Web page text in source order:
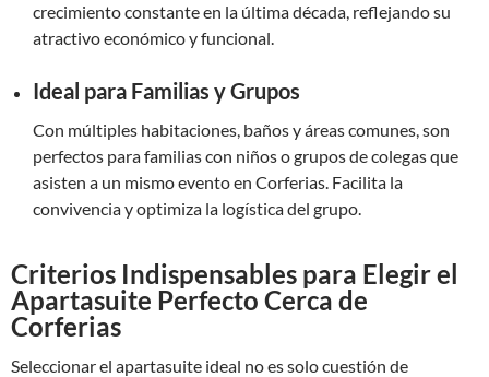
crecimiento constante en la última década, reflejando su
atractivo económico y funcional.
Ideal para Familias y Grupos
Con múltiples habitaciones, baños y áreas comunes, son
perfectos para familias con niños o grupos de colegas que
asisten a un mismo evento en Corferias. Facilita la
convivencia y optimiza la logística del grupo.
Criterios Indispensables para Elegir el
Apartasuite Perfecto Cerca de
Corferias
Seleccionar el apartasuite ideal no es solo cuestión de